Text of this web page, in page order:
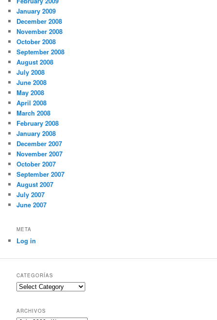
January 2009
December 2008
November 2008
October 2008
September 2008
August 2008
July 2008
June 2008
May 2008
April 2008
March 2008
February 2008
January 2008
December 2007
November 2007
October 2007
September 2007
August 2007
July 2007
June 2007
META
Log in
CATEGORÍAS
Categorías
ARCHIVOS